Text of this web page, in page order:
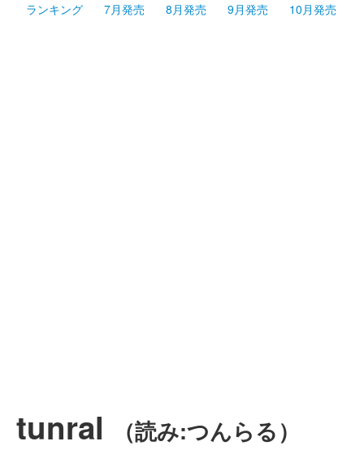
プレミアム
ランキング
7月発売 8月発売 9月発売 10月発売
tunral （読み:つんらる）